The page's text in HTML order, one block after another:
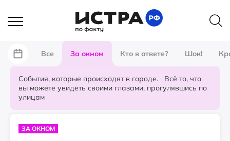
Все За окном Кто в ответе? Шок!
События, которые происходят в городе. Всё то, что
вы можете увидеть своими глазами, прогулявшись по
улицам
ЗА ОКНОМ